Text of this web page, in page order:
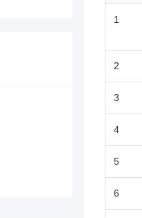
1
2
3
4
5
6